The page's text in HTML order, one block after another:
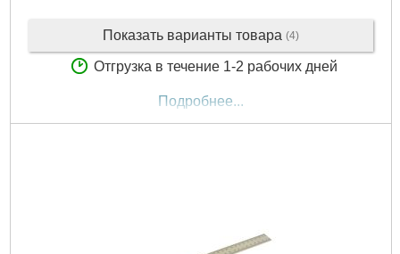
Показать варианты товара (4)
Отгрузка в течение 1-2 рабочих дней
Подробнее...